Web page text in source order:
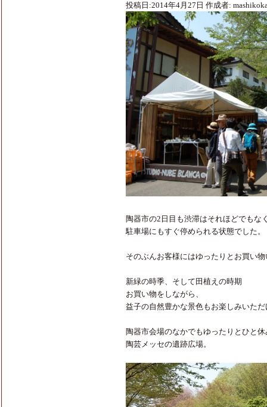
投稿日:2014年4月27日 作成者:
陶器市の2日目も渋滞はそれほどでもな
駐車場にもすぐ停められる状態でした。
そのぶんお客様にはゆったりとお買い
新緑の時季、そして田植えの時期
お買い物をしながら、
益子の自然豊かな景色もお楽しみいた
陶器市会場のなかでもゆったりとひと
陶芸メッセの遺跡広場。